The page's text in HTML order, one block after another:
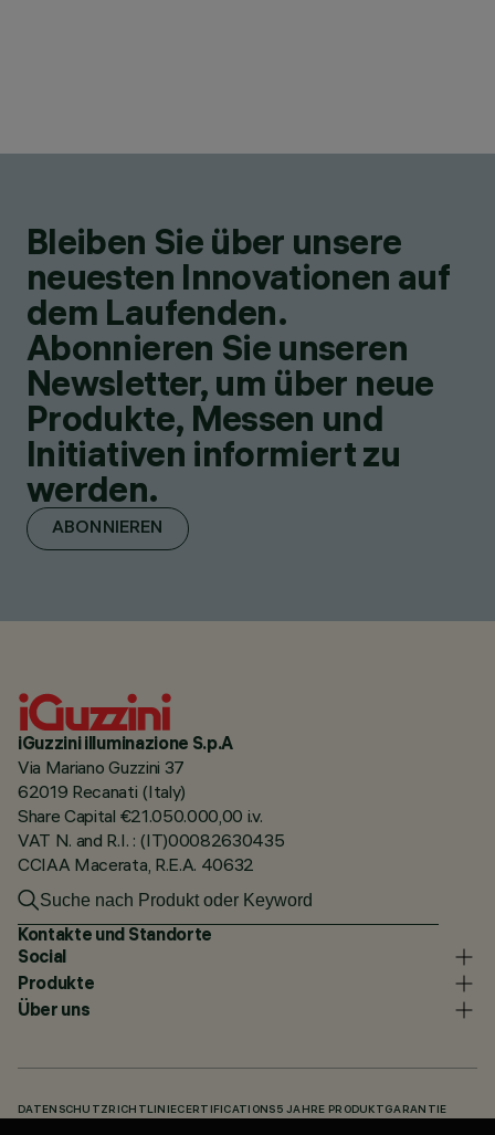
Bleiben Sie über unsere
neuesten Innovationen auf
dem Laufenden.
Abonnieren Sie unseren
Newsletter, um über neue
Produkte, Messen und
Initiativen informiert zu
werden.
ABONNIEREN
iGuzzini illuminazione S.p.A
Via Mariano Guzzini 37
62019 Recanati (Italy)
Share Capital €21.050.000,00 i.v.
VAT N. and R.I. : (IT)00082630435
CCIAA Macerata, R.E.A. 40632
Kontakte und Standorte
Social
Produkte
Über uns
DATENSCHUTZRICHTLINIECERTIFICATIONS 5 JAHRE PRODUKTGARANTIE